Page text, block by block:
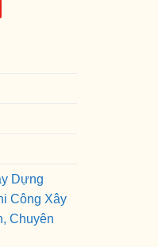
Dựng
Công Xây
Chuyên